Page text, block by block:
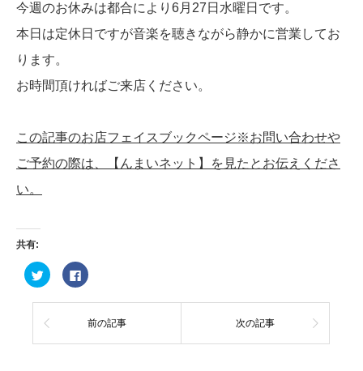
今週のお休みは都合により6月27日水曜日です。
本日は定休日ですが音楽を聴きながら静かに営業してお
ります。
お時間頂ければご来店ください。
この記事のお店フェイスブックページ※お問い合わせや
ご予約の際は、【んまいネット】を見たとお伝えくださ
い。
共有:
ク
リ
ク
て
Twitter
Facebook
で
有
る
に
前の記事 次の記事